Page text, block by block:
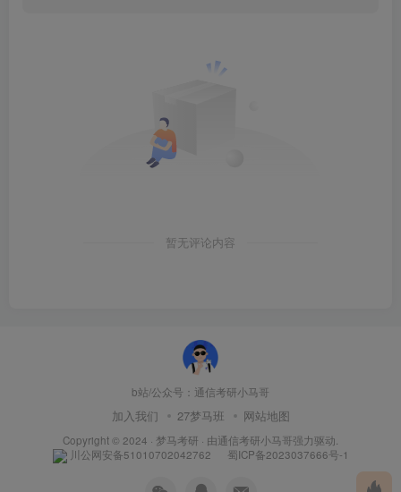
暂无评论内容
b站/公众号：通信考研小马哥
加入我们 27梦马班 网站地图
Copyright © 2024 · 梦马考研 · 由通信考研小马哥强力驱动.
川公网安备51010702042762
蜀ICP备2023037666号-1